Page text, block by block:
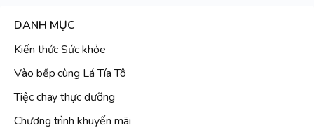
DANH MỤC
Kiến thức Sức khỏe
Vào bếp cùng Lá Tía Tô
Tiệc chay thực dưỡng
Chương trình khuyến mãi